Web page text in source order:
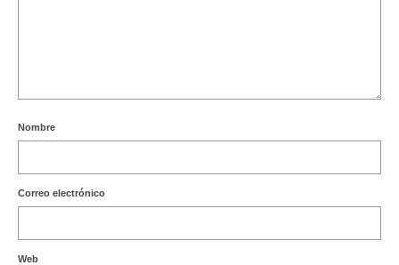
Nombre
Correo electrónico
Web